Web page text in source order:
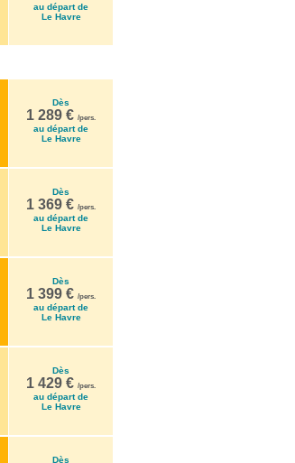
au départ de
Le Havre
Dès
1 289 € /pers.
au départ de
Le Havre
Dès
1 369 € /pers.
au départ de
Le Havre
Dès
1 399 € /pers.
au départ de
Le Havre
Dès
1 429 € /pers.
au départ de
Le Havre
Dès